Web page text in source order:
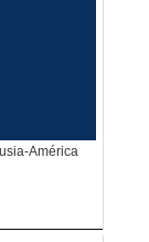
América